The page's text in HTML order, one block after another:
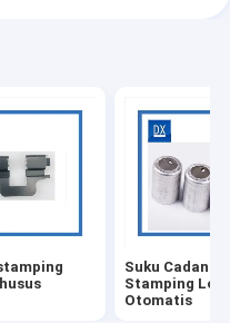
Suku Cadang
Stamping
Otomatis